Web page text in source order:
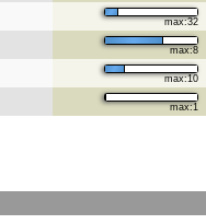
max:32
max:8
max:10
max:1